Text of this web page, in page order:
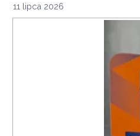
11 lipca 2026